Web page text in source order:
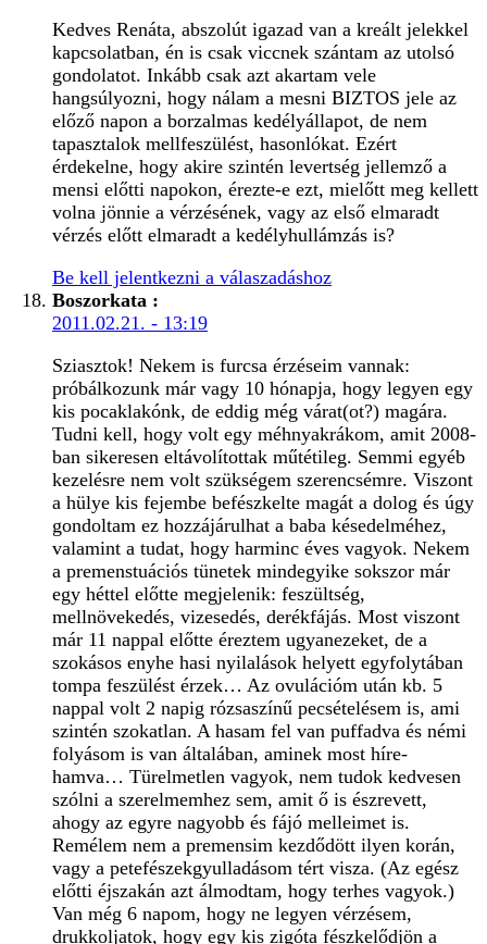
Kedves Renáta, abszolút igazad van a kreált jelekkel
kapcsolatban, én is csak viccnek szántam az utolsó
gondolatot. Inkább csak azt akartam vele
hangsúlyozni, hogy nálam a mesni BIZTOS jele az
előző napon a borzalmas kedélyállapot, de nem
tapasztalok mellfeszülést, hasonlókat. Ezért
érdekelne, hogy akire szintén levertség jellemző a
mensi előtti napokon, érezte-e ezt, mielőtt meg kellett
volna jönnie a vérzésének, vagy az első elmaradt
vérzés előtt elmaradt a kedélyhullámzás is?
Be kell jelentkezni a válaszadáshoz
Boszorkata :
2011.02.21. - 13:19
Sziasztok! Nekem is furcsa érzéseim vannak:
próbálkozunk már vagy 10 hónapja, hogy legyen egy
kis pocaklakónk, de eddig még várat(ot?) magára.
Tudni kell, hogy volt egy méhnyakrákom, amit 2008-
ban sikeresen eltávolítottak műtétileg. Semmi egyéb
kezelésre nem volt szükségem szerencsémre. Viszont
a hülye kis fejembe befészkelte magát a dolog és úgy
gondoltam ez hozzájárulhat a baba késedelméhez,
valamint a tudat, hogy harminc éves vagyok. Nekem
a premenstuációs tünetek mindegyike sokszor már
egy héttel előtte megjelenik: feszültség,
mellnövekedés, vizesedés, derékfájás. Most viszont
már 11 nappal előtte éreztem ugyanezeket, de a
szokásos enyhe hasi nyilalások helyett egyfolytában
tompa feszülést érzek… Az ovulációm után kb. 5
nappal volt 2 napig rózsaszínű pecsételésem is, ami
szintén szokatlan. A hasam fel van puffadva és némi
folyásom is van általában, aminek most híre-
hamva… Türelmetlen vagyok, nem tudok kedvesen
szólni a szerelmemhez sem, amit ő is észrevett,
ahogy az egyre nagyobb és fájó melleimet is.
Remélem nem a premensim kezdődött ilyen korán,
vagy a petefészekgyulladásom tért visza. (Az egész
előtti éjszakán azt álmodtam, hogy terhes vagyok.)
Van még 6 napom, hogy ne legyen vérzésem,
drukkoljatok, hogy egy kis zigóta fészkelődjön a